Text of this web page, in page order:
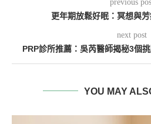
previous
更年期放鬆好眠：冥想與
next post
PRP診所推薦：吳芮醫師揭秘3個
YOU MAY